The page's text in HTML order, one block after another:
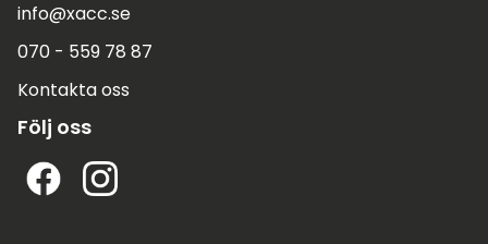
info@xacc.se
070 - 559 78 87
Kontakta oss
Följ oss